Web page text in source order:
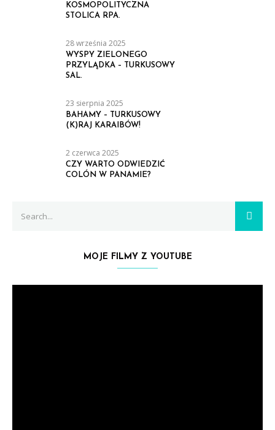
KOSMOPOLITYCZNA
STOLICA RPA.
28 września 2025
WYSPY ZIELONEGO
PRZYLĄDKA – TURKUSOWY
SAL.
23 sierpnia 2025
BAHAMY – TURKUSOWY
(K)RAJ KARAIBÓW!
2 czerwca 2025
CZY WARTO ODWIEDZIĆ
COLÓN W PANAMIE?
for:
MOJE FILMY Z YOUTUBE